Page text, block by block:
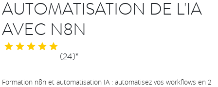
AUTOMATISATION DE L'IA
AVEC N8N
(24)*
Formation n8n et automatisation IA : automatisez vos workflows en 2